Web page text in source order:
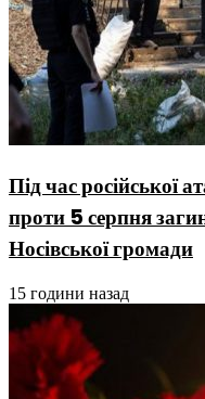
Під час російської
проти 5 серпня
Носівської громади
15 години назад